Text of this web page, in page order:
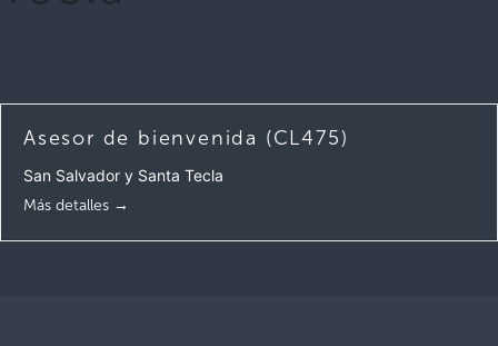
Asesor de bienvenida (CL475)
San Salvador y Santa Tecla
Más detalles